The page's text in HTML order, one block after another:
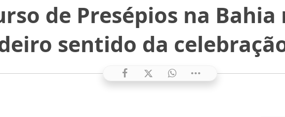
de Presépios na Bahia
sentido da